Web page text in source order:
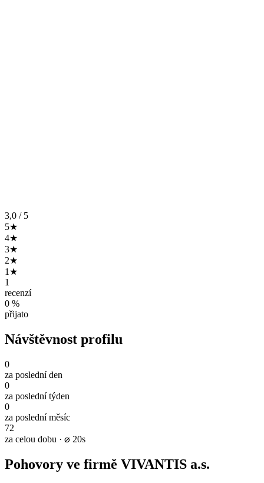
3,0 / 5
5★
4★
3★
2★
1★
1
recenzí
0 %
přijato
Návštěvnost profilu
0
za poslední den
0
za poslední týden
0
za poslední měsíc
72
za celou dobu · ⌀ 20s
Pohovory ve firmě VIVANTIS a.s.